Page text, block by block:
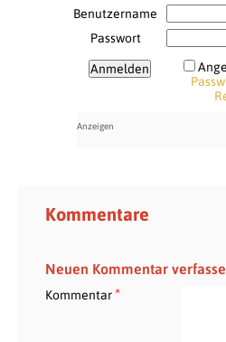
Benutzername
Passwort
Kommentare
Neuen Kommentar
Kommentar*